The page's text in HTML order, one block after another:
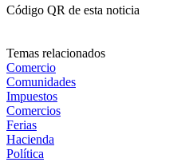
Código QR de esta noticia
Temas relacionados
Comercio
Comunidades
Impuestos
Comercios
Ferias
Hacienda
Política